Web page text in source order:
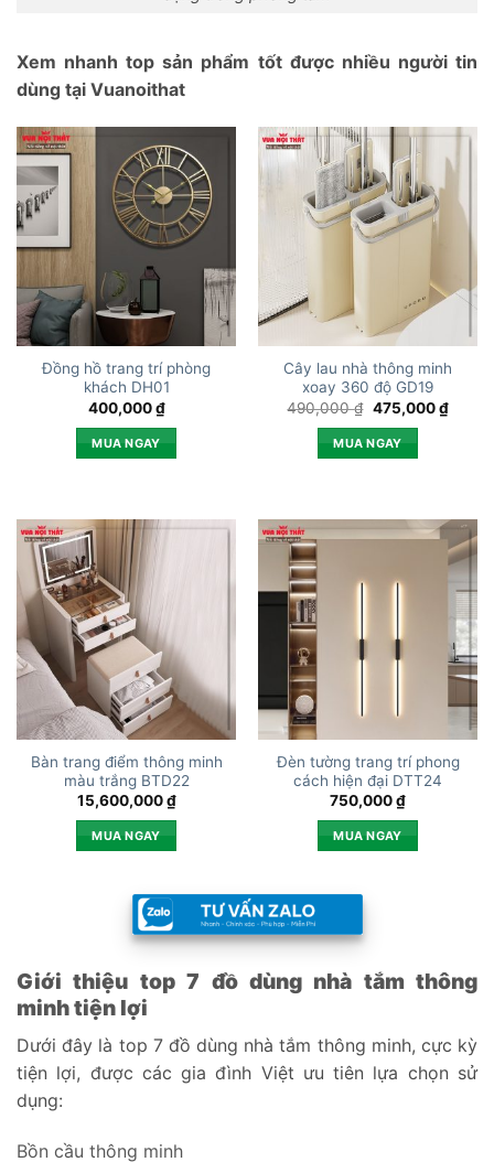
Xem nhanh top sản phẩm tốt được nhiều người tin
dùng tại Vuanoithat
Đồng hồ trang trí phòng
khách DH01
400,000₫
MUA NGAY
Cây lau nhà thông minh
xoay 360 độ GD19
490,000₫ Giá
là:
490,000 ₫.
475,000₫Giá
hiện
MUA NGAY
Bàn trang điểm thông minh
màu trắng BTD22
15,600,000₫
MUA NGAY
Đèn tường trang trí phong
cách hiện đại DTT24
750,000₫
MUA NGAY
Giới thiệu top 7 đồ dùng nhà tắm thông
minh tiện lợi
Dưới đây là top 7 đồ dùng nhà tắm thông minh, cực kỳ
tiện lợi, được các gia đình Việt ưu tiên lựa chọn sử
dụng:
Bồn cầu thông minh